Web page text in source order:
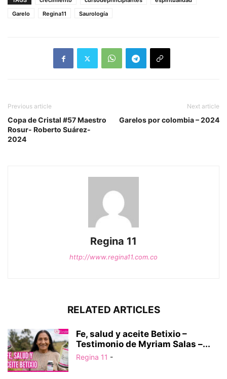
Garelo
Regina11 Saurología
Previous article
Copa de Cristal #57 Maestro
Rosur- Roberto Suárez-
2024
Next article
Garelos por colombia – 2024
Regina 11
http://www.regina11.com.co
RELATED ARTICLES
Fe, salud y aceite Betixio –
Testimonio de Myriam Salas –...
Regina 11 -